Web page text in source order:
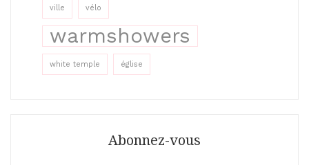
ville vélo
warmshowers
white temple église
Abonnez-vous